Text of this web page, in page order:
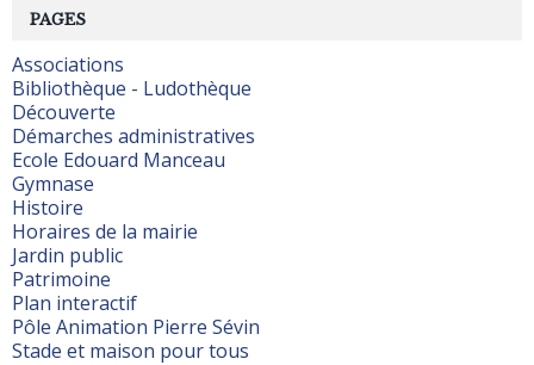
PAGES
Associations
Bibliothèque - Ludothèque
Découverte
Démarches administratives
Ecole Edouard Manceau
Gymnase
Histoire
Horaires de la mairie
Jardin public
Patrimoine
Plan interactif
Pôle Animation Pierre Sévin
Stade et maison pour tous